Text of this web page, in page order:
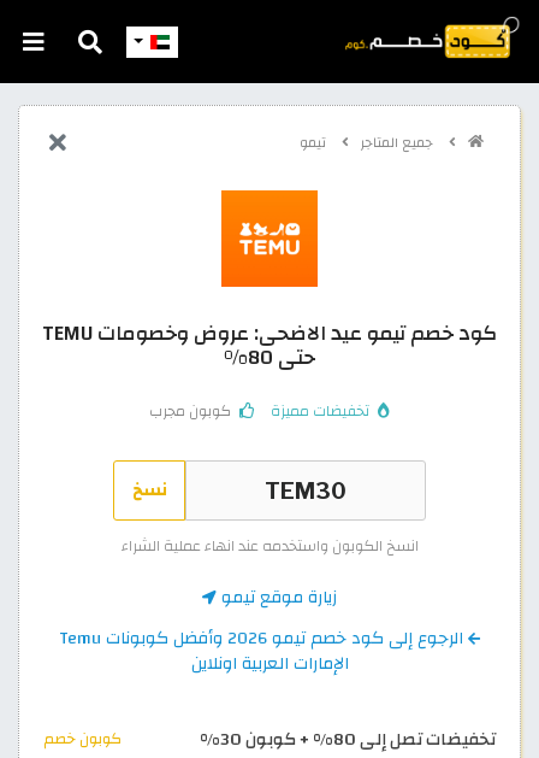
جميع المتاجر تيمو
كود خصم تيمو عيد الاضحى: عروض وخصومات TEMU
حتى 80%
تخفيضات مميزة كوبون مجرب
نسخ
انسخ الكوبون واستخدمه عند انهاء عملية الشراء
زيارة موقع تيمو
الرجوع إلى كود خصم تيمو 2026 وأفضل كوبونات Temu
الإمارات العربية اونلاين
تخفيضات تصل إلى 80% + كوبون 30% كوبون خصم